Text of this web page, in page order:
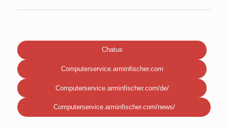
Chatus
Computerservice.arminfischer.com
Computerservice.arminfischer.com/de/
Computerservice.arminfischer.com/news/